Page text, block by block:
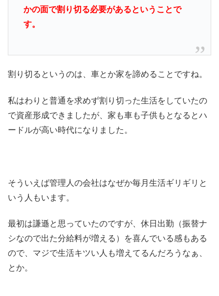
かの面で割り切る必要があるということで
す。
割り切るというのは、車とか家を諦めることですね。
私はわりと普通を求めず割り切った生活をしていたの
で資産形成できましたが、家も車も子供もとなるとハ
ードルが高い時代になりました。
そういえば管理人の会社はなぜか毎月生活ギリギリと
いう人もいます。
最初は謙遜と思っていたのですが、休日出勤（振替ナ
シなので出た分給料が増える）を喜んでいる感もある
ので、マジで生活キツい人も増えてるんだろうなぁ、
とか。